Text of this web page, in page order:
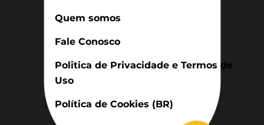
Quem somos
Fale Conosco
Politica de Privacidade e Termos de
Uso
Política de Cookies (BR)